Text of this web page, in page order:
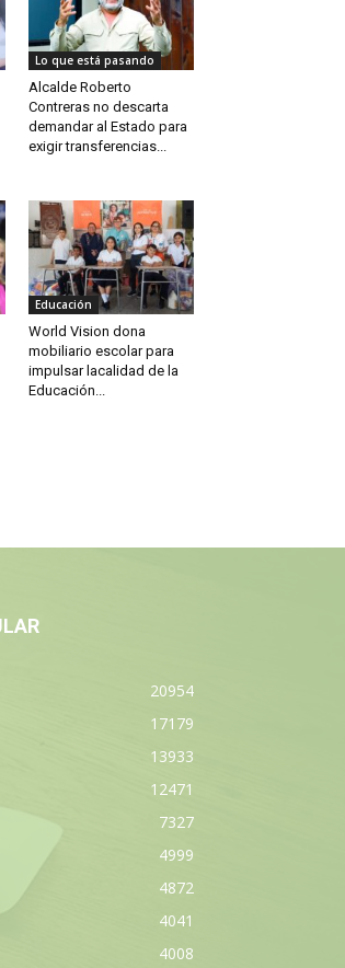
Lo que está pasando
Alcalde Roberto
Contreras no descarta
demandar al Estado para
exigir transferencias...
Educación
World Vision dona
mobiliario escolar para
impulsar lacalidad de la
Educación...
20954
17179
13933
12471
7327
4999
4872
4041
4008